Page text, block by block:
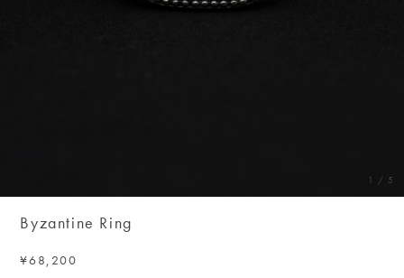
1 / 5
Byzantine Ring
¥68,200